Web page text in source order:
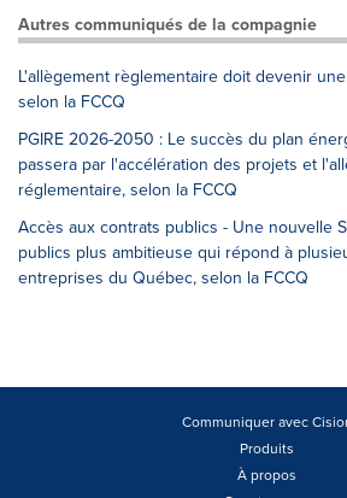
Autres communiqués de la compagnie
L'allègement règlementaire doit devenir
selon la FCCQ
PGIRE 2026-2050 : Le succès du plan
passera par l'accélération des projets et
réglementaire, selon la FCCQ
Accès aux contrats publics - Une nouvelle
publics plus ambitieuse qui répond à
entreprises du Québec, selon la FCCQ
Communiquer avec
Produits
À propos